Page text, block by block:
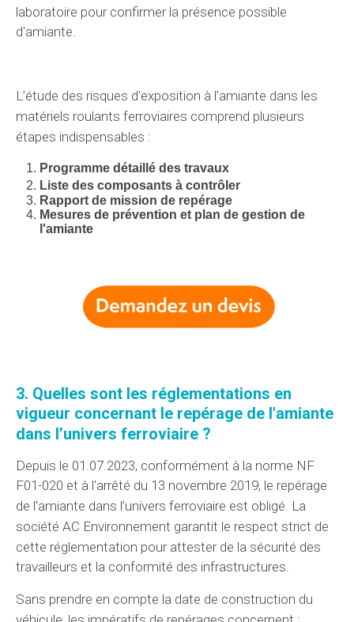
laboratoire pour confirmerla présence possible
d'amiante.
L’étude des risques d'exposition à l'amiante dans les
matériels roulants ferroviaires comprend plusieurs
étapes indispensables :
Programme détaillé des travaux
Liste des composants à contrôler
Rapport de mission de repérage
Mesures de prévention et plan de gestion de
l'amiante
3. Quelles sont les réglementations en
vigueur concernant le repérage de l'amiante
dans l’univers ferroviaire ?
Depuis le 01.07.2023, conformément à la norme NF
F01-020 et à l'arrêté du 13 novembre 2019, le repérage
de l'amiante dans l’univers ferroviaire est obligé La
société AC Environnement garantit le respect strict de
cette réglementation pour attester de la sécurité des
travailleurs et la conformité des infrastructures.
Sans prendre en compte la date de construction du